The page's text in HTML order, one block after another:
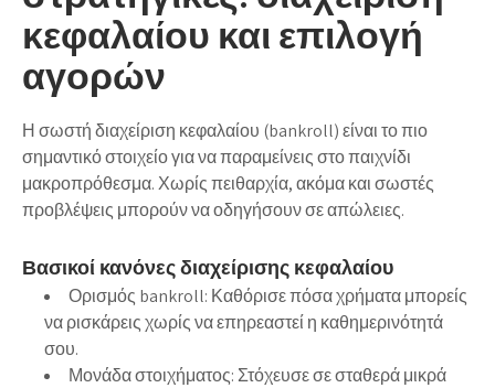
κεφαλαίου και επιλογή
αγορών
Η σωστή διαχείριση κεφαλαίου (bankroll) είναι το πιο
σημαντικό στοιχείο για να παραμείνεις στο παιχνίδι
μακροπρόθεσμα. Χωρίς πειθαρχία, ακόμα και σωστές
προβλέψεις μπορούν να οδηγήσουν σε απώλειες.
Βασικοί κανόνες διαχείρισης κεφαλαίου
Ορισμός bankroll: Καθόρισε πόσα χρήματα μπορείς
να ρισκάρεις χωρίς να επηρεαστεί η καθημερινότητά
σου.
Μονάδα στοιχήματος: Στόχευσε σε σταθερά μικρά